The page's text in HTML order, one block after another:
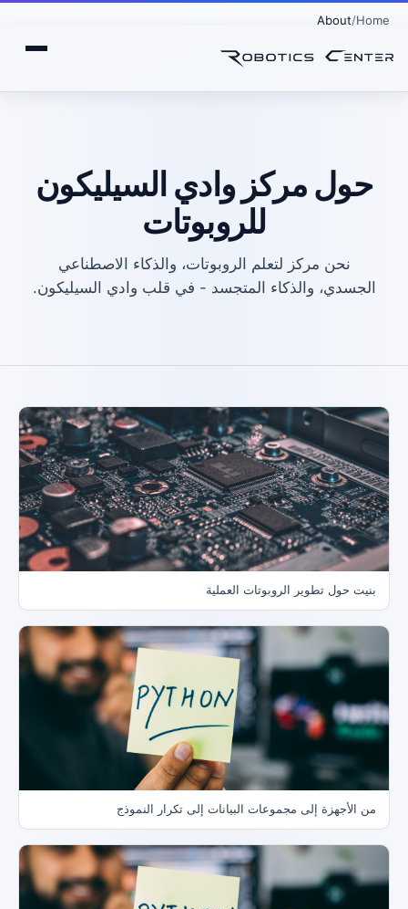
Home
About
حول مركز وادي السيليكون
للروبوتات
نحن مركز لتعلم الروبوتات، والذكاء الاصطناعي
الجسدي، والذكاء المتجسد - في قلب وادي السيليكون.
بنيت حول تطوير الروبوتات العملية
من الأجهزة إلى مجموعات البيانات إلى تكرار النموذج